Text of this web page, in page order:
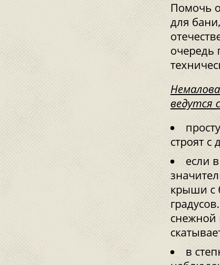
Помочь
для
очередь
ведутся
строят с
если
крыши с
снежной
в